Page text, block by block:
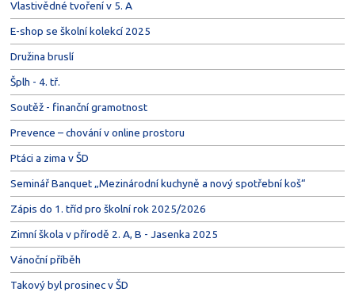
Vlastivědné tvoření v 5. A
E-shop se školní kolekcí 2025
Družina bruslí
Šplh - 4. tř.
Soutěž - finanční gramotnost
Prevence – chování v online prostoru
Ptáci a zima v ŠD
Seminář Banquet „Mezinárodní kuchyně a nový spotřební koš“
Zápis do 1. tříd pro školní rok 2025/2026
Zimní škola v přírodě 2. A, B - Jasenka 2025
Vánoční příběh
Takový byl prosinec v ŠD